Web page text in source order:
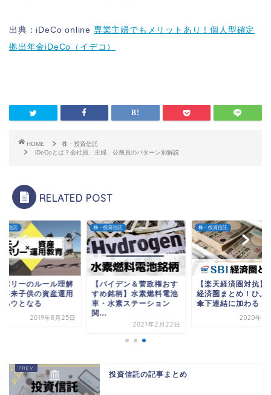
出典：iDeCo online 専業主婦でもメリットあり！個人型確定
拠出年金iDeCo（イデコ）
HOME
株・投資信託
iDeCoとは？会社員、主婦、公務員のパターン別解説
RELATED POST
資信託
ポリーのルール理解
将来子供の資産運用
ハウとなる
2019年8月25日
株・投資信託
【バイデン＆菅政権おす
すめ銘柄】水素燃料電池
車・水素ステーション
関...
2021年2月22日
株・投資信託
【楽天経済圏対抗】
経済圏まとめ！ひふ
傘下連結に加わる！
2020年3
投資信託の記事まとめ